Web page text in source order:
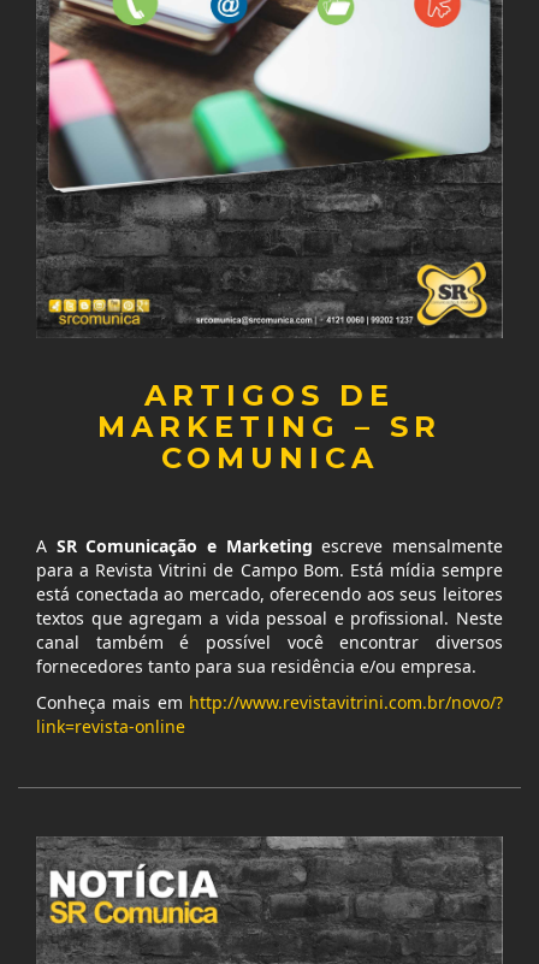
ARTIGOS DE
MARKETING – SR
COMUNICA
A SR Comunicação e Marketingescreve mensalmente
para a Revista Vitrini de Campo Bom. Está mídia sempre
está conectada ao mercado, oferecendo aos seus leitores
textos que agregam a vida pessoal e profissional. Neste
canal também é possível você encontrar diversos
fornecedores tanto para sua residência e/ou empresa.
Conheça mais em http://www.revistavitrini.com.br/novo/?
link=revista-online